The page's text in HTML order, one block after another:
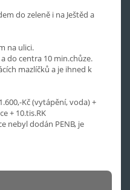
do zeleně i na Ještěd a
na ulici.
do centra 10 min.chůze.
mazlíčků a je ihned k
Kč (vytápění, voda) +
+ 10.tis.RK
nebyl dodán PENB, je